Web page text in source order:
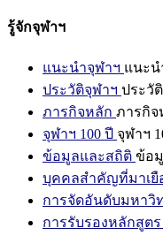
รู้จักจุฬาฯ
แนะนำจุฬาฯ แนะน
ประวัติจุฬาฯ ประวั
ภารกิจหลัก ภารกิจ
จุฬาฯ 100 ปี จุฬาฯ
ข้อมูลและสถิติ ข้อ
บุคคลสำคัญที่มาเยื
การจัดอันดับมหาวิ
การรับรองหลักสูตร